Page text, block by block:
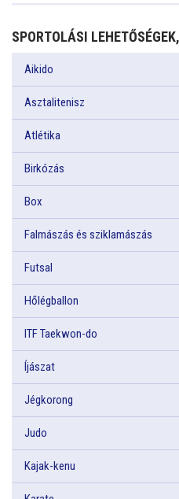
SPORTOLÁSI
Aikido
Asztalitenisz
Atlétika
Birkózás
Box
Falmászás és sziklamászás
Futsal
Hőlégballon
ITF Taekwon-do
Íjászat
Jégkorong
Judo
Kajak-kenu